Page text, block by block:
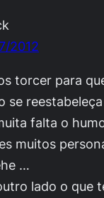
2012
torcer para
se
falta o
muitos
…
lado o que